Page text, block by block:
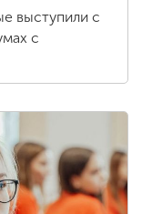
выступили с
с